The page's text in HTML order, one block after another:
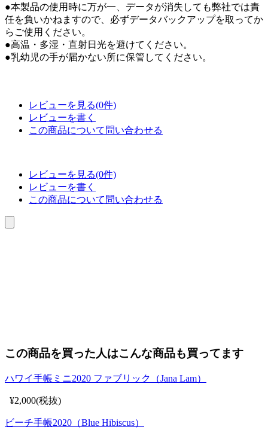
●本製品の使用時に万が一、データが消失しても弊社では責
任を負いかねますので、必ずデータバックアップを取ってか
らご使用ください。
●高温・多湿・直射日光を避けてください。
●乳幼児の手が届かない所に保管してください。
レビューを見る(0件)
レビューを書く
この商品について問い合わせる
レビューを見る(0件)
レビューを書く
この商品について問い合わせる
この商品を買った人はこんな商品も買ってます
ハワイ手帳ミニ2020 ファブリック（Jana Lam）
¥2,000(税抜)
ビーチ手帳2020（Blue Hibiscus）